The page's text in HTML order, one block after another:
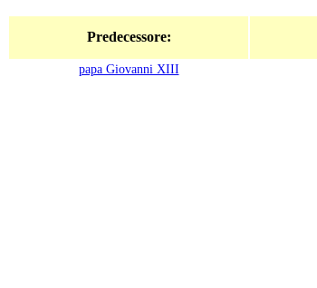
Predecessore:
papa Giovanni XIII